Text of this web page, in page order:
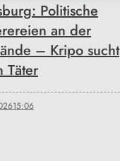
Politische
an der
– Kripo sucht
Täter
15:06